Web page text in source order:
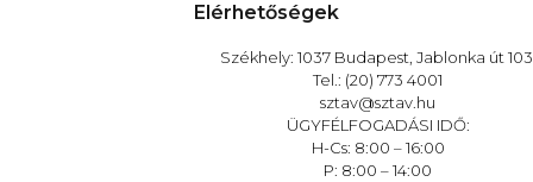
Elérhetőségek
Székhely: 1037 Budapest, Jablonka út
Tel.: (20) 773 4001
sztav@sztav.hu
ÜGYFÉLFOGADÁSI IDŐ:
H-Cs: 8:00 – 16:00
P: 8:00 – 14:00